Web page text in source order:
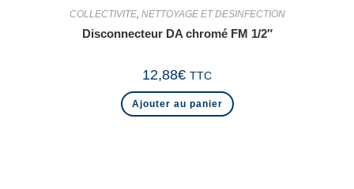
COLLECTIVITE, NETTOYAGE ET DESINFECTION
Disconnecteur DA chromé FM 1/2″
12,88€ TTC
Ajouter au panier